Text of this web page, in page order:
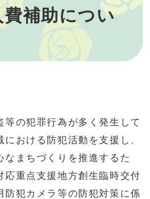
補助につい
等の犯罪行為が多く発生して
おける防犯活動を支援し、
なまちづくりを推進するた
応重点支援地方創生臨時交付
防犯カメラ等の防犯対策に係